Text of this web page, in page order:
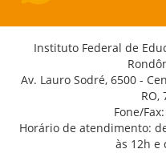
Instituto Federal de
Av. Lauro Sodré, 6500 -
RO,
Fone/
Horário de atendimento:
às 12h e